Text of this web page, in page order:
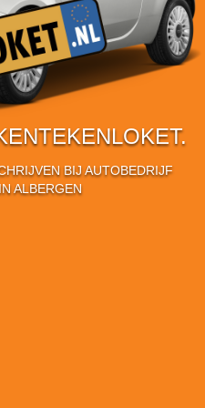
BIJ AUTOBEDRIJF
ALBERGEN